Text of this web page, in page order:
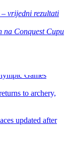
vrijedni rezultati
Conquest Cupu
to archery,
updated after